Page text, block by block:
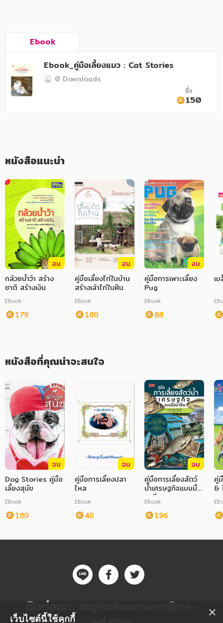
นิตยสาร หนังสือพิมพ์
ครอบครัว
การเรียน การศึกษา
ภาษาศาสตร์
หนังสือเด็ก
การพัฒนาตนเอง
ความรู้ทั่วไป
การ์ตูนความรู้ การ์ตูน
การ์ตูนมังงะ (Manga)
Ebook
Ebook_คู่มือเลี้ยงแมว : Cat Stories
0 Downloads
ซื้อ
150
หนังสือแนะนำ
จบ
กล้วยน้ำว้า สร้าง
ชาติ สร้างเงิน
EBook
179
จบ
คู่มือเลี้ยงไก่ในบ้าน
สร้างเล้าไก่ในฝัน
EBook
180
จบ
คู่มือการเพาะเลี้ยง
Pug
EBook
88
เ
หนังสือที่คุณน่าจะสนใจ
จบ
Dog Stories คู่มือ
เลี้ยงสุนัข
EBook
180
จบ
คู่มือการเลี้ยงปลา
ไหล
EBook
40
จบ
คู่มือการเลี้ยงสัตว์
น้ำเศรษฐกิจแบบมือ
อาชีพ
EBook
196
คู่
&
ติดต่อเรา: digitalbusiness@se- ×
เว็บไซต์นี้ใช้คุกกี้